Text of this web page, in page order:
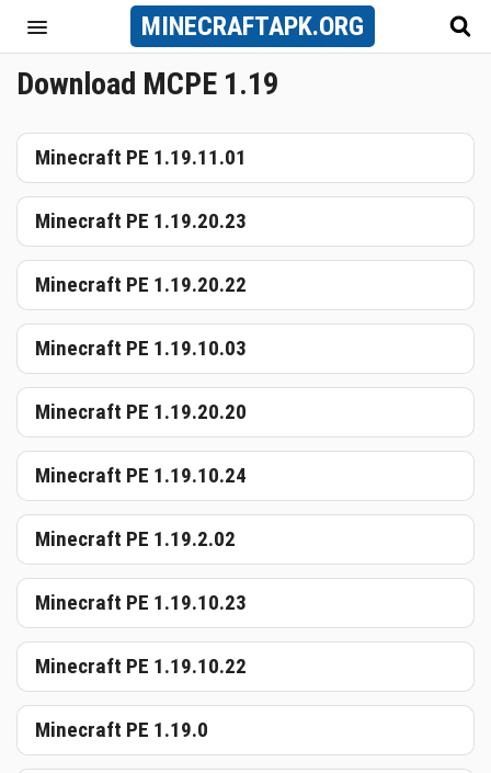
MINECRAFTAPK.ORG
Download MCPE 1.19
Minecraft PE 1.19.11.01
Minecraft PE 1.19.20.23
Minecraft PE 1.19.20.22
Minecraft PE 1.19.10.03
Minecraft PE 1.19.20.20
Minecraft PE 1.19.10.24
Minecraft PE 1.19.2.02
Minecraft PE 1.19.10.23
Minecraft PE 1.19.10.22
Minecraft PE 1.19.0